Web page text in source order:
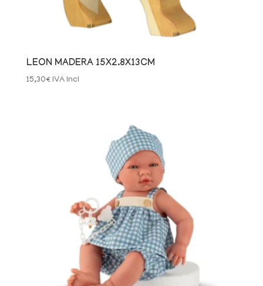
LEON MADERA 15X2.8X13CM
15,30€ IVA Incl